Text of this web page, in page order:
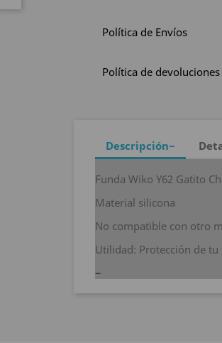
Política de Envíos
Política de devoluciones
Descripción
Funda Wiko Y62 Gatito
Material silicona
No compatible con otro
Utilidad: Protección de tu